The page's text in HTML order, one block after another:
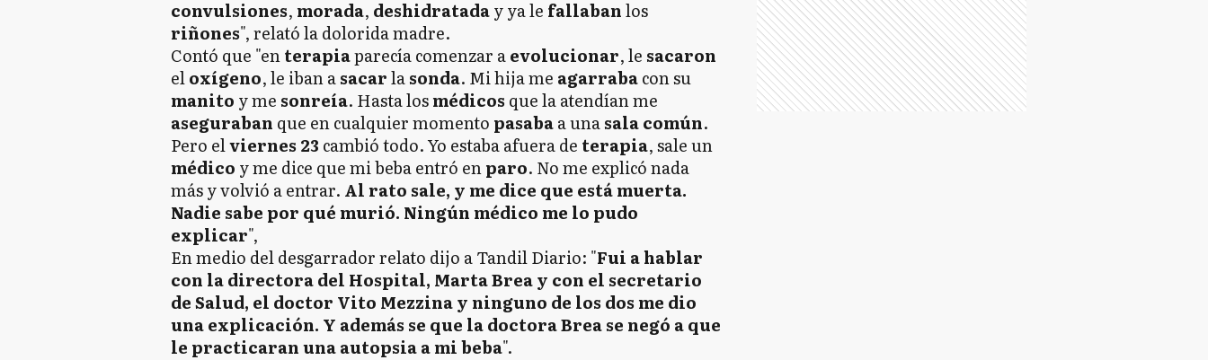
convulsiones, morada, deshidrataday ya le fallabanlos
riñones", relató la dolorida madre.
Contó que "enterapiaparecía comenzar aevolucionar, le sacaron
eloxígeno, le iban asacarlasonda. Mi hija me agarrabacon su
manito y me sonreía. Hasta losmédicos que la atendían me
aseguraban que en cualquier momento pasabaa unasala común.
Pero elviernes 23 cambió todo. Yo estaba afuera de terapia, sale un
médico y me dice que mi beba entró enparo. No me explicó nada
más y volvió a entrar. Al rato sale, y me dice que está muerta.
Nadie sabe por qué murió. Ningún médico me lo pudo
explicar",
En medio del desgarrador relato dijo a Tandil Diario: "Fui a hablar
con la directora del Hospital, Marta Brea y con el secretario
de Salud, el doctor Vito Mezzina y ninguno de los dos me dio
una explicación. Y además se que la doctora Brea se negó a que
le practicaran una autopsia a mi beba".